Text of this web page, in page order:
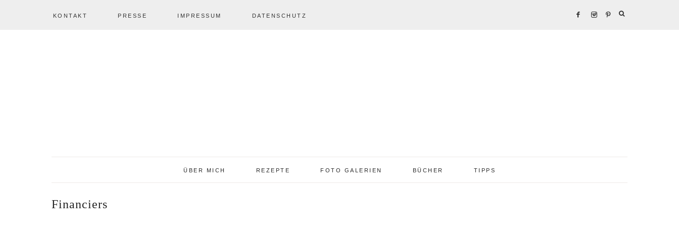
KONTAKT PRESSE IMPRESSUM DATENSCHUTZ
ÜBER MICH REZEPTE FOTO GALERIEN BÜCHER TIPPS
Financiers